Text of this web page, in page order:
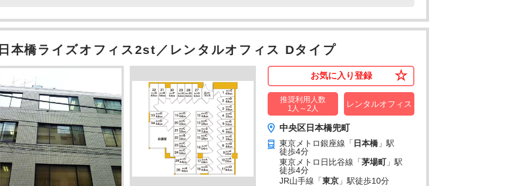
日本橋ライズオフィス2st／レンタルオフィス Dタイプ
お気に入り登録
推奨利用人数
1人～2人
レンタルオフィス
中央区日本橋兜町
東京メトロ銀座線「 日本橋 」駅
徒歩4分
東京メトロ日比谷線「茅場町」駅
徒歩4分
JR山手線「東京 」駅徒歩10分